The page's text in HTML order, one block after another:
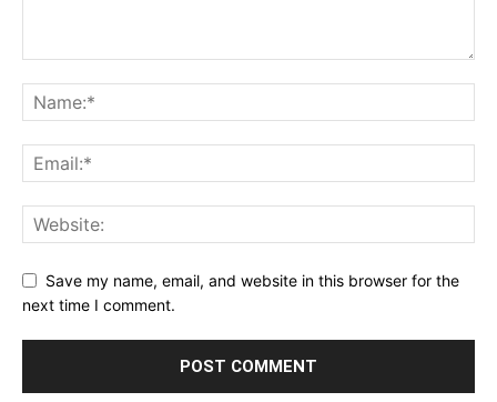
Save my name, email, and website in this browser for the
next time I comment.